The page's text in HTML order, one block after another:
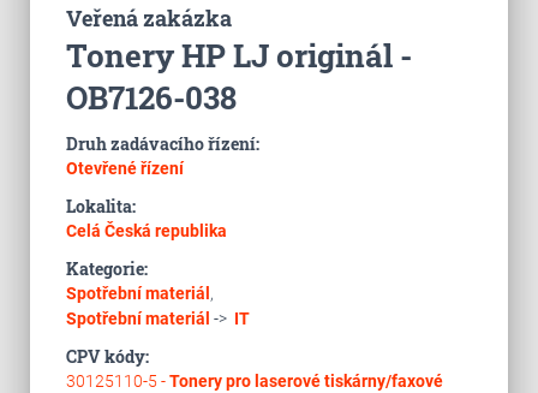
Veřená zakázka
Tonery HP LJ originál -
OB7126-038
Druh zadávacího řízení:
Otevřené řízení
Lokalita:
Celá Česká republika
Kategorie:
Spotřební materiál ,
Spotřební materiál -> IT
CPV kódy:
30125110-5 -Tonery pro laserové tiskárny/faxové